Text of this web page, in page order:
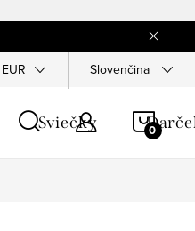
EUR Slovenčina
Sviečky